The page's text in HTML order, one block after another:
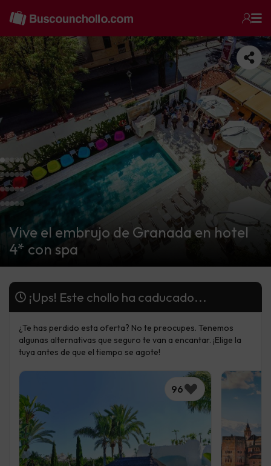
Vive el embrujo de Granada en hotel
4* con spa
¡Ups! Este chollo ha caducado...
¿Te has perdido esta oferta? No te preocupes. Tenemos
algunas alternativas que seguro te van a encantar. ¡Elige la
tuya antes de que el tiempo se agote!
96